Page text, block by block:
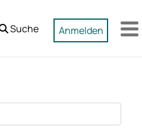
Suche Anmelden